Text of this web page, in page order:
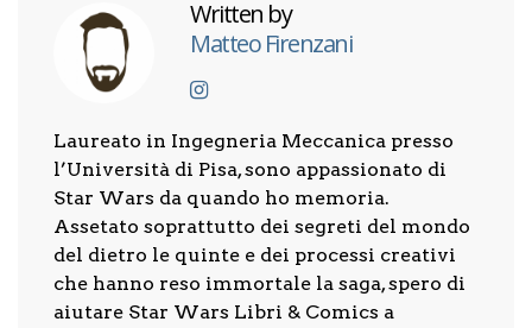
Written by
Matteo Firenzani
Laureato in Ingegneria Meccanica presso
l’Università di Pisa, sono appassionato di
Star Wars da quando ho memoria.
Assetato soprattutto dei segreti del mondo
del dietro le quinte e dei processi creativi
che hanno reso immortale la saga, spero di
aiutare Star Wars Libri & Comics a